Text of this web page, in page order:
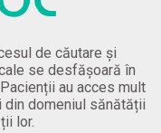
de căutare și
se desfășoară în
au acces mult
din domeniul sănătății
lor.